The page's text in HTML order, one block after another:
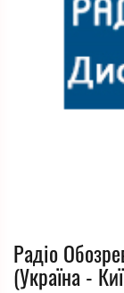
Радіо
(Україна -